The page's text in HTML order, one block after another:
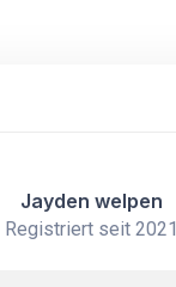
Jayden welpen
Registriert seit 2021